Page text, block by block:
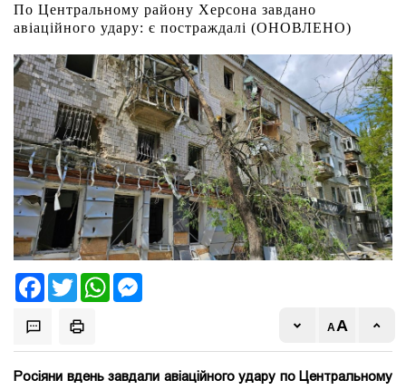
По Центральному району Херсона завдано
авіаційного удару: є постраждалі (ОНОВЛЕНО)
FacebookTwitter WhatsApp
Росіяни вдень завдали авіаційного удару по Центральному